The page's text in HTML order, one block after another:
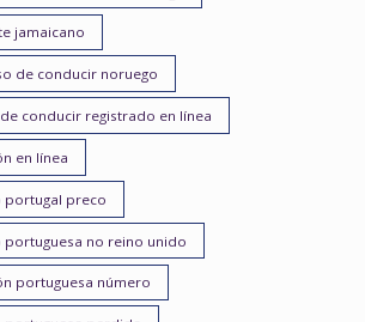
jamaicano
de conducir noruego
conducir registrado en línea
en línea
portugal preco
portuguesa no reino unido
portuguesa número